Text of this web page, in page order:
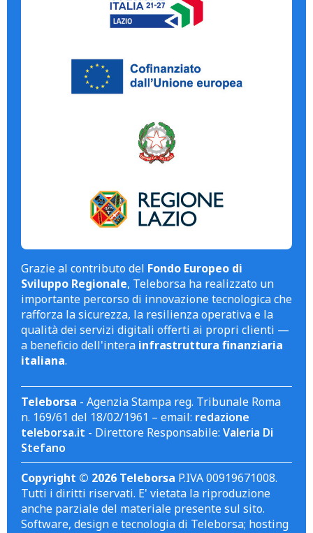
Grazie al contributo del Fondo Europeo di
Sviluppo Regionale, Teleborsa ha realizzato un
importante percorso di innovazione tecnologica che
rafforza la sicurezza, la resilienza operativa e la
qualità dei servizi digitali offerti ai propri clienti —
a beneficio dell'intera infrastruttura finanziaria
italiana.
Teleborsa - Agenzia Stampa reg. Tribunale Roma
n. 169/61 del 18/02/1961 – email: redazione
teleborsa.it - Direttore Responsabile: Valeria Di
Stefano
Copyright © 2026 Teleborsa P.IVA 00919671008.
Tutti i diritti riservati. E' vietata la riproduzione
anche parziale del materiale presente sul sito.
Software, design e tecnologia di Teleborsa; hosting